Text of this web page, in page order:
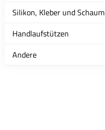
Silikon, Kleber und Schaum
Handlaufstützen
Andere